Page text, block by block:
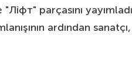
parçasını
ardından